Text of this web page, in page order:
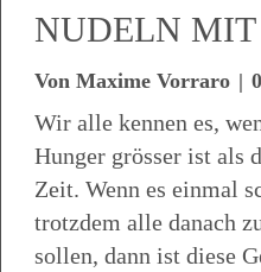
NUDELN
Von Maxime Vorraro |
Wir alle kennen es,
Hunger grösser ist als
Zeit. Wenn es einmal
trotzdem alle danach
sollen, dann ist diese